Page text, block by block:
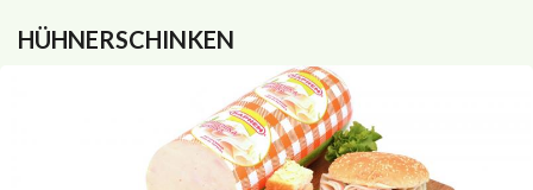
HÜHNERSCHINKEN